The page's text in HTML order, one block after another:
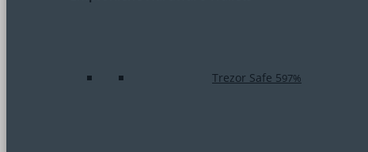
Trezor Safe 597%